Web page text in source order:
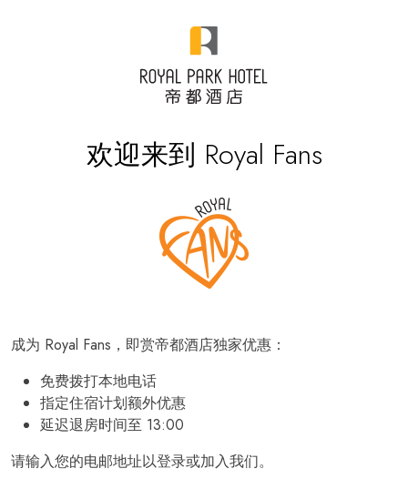
欢迎来到 Royal Fans
成为 Royal Fans，即赏帝都酒店独家优惠：
免费拨打本地电话
指定住宿计划额外优惠
延迟退房时间至 13:00
请输入您的电邮地址以登录或加入我们。